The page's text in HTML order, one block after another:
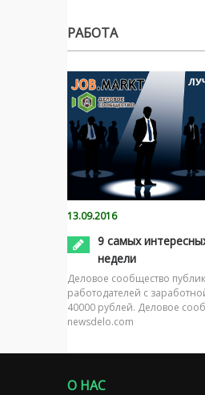
РАБОТА
13.09.2016
9 самых
недели
Деловое сообщество
работодателей с
40000 рублей. Деловое
newsdelo.com
О НАС